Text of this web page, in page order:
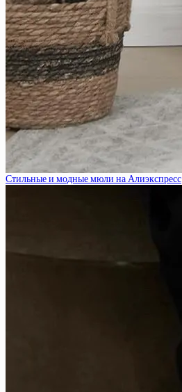
Стильные и модные мюли на Алиэкспресс